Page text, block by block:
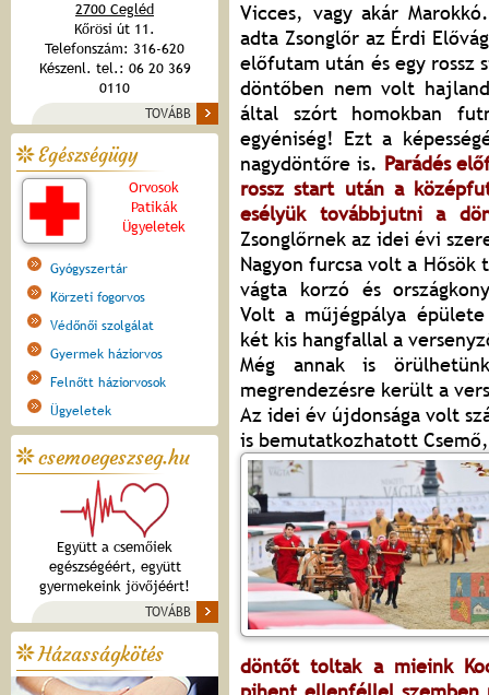
2700 Cegléd
Kőrösi út 11.
Telefonszám: 316-620
Készenl. tel.: 06 20 369
0110
TOVÁBB
Egészségügy
Orvosok
Patikák
Ügyeletek
Gyógyszertár
Körzeti fogorvos
Védőnői szolgálat
Gyermek háziorvos
Felnőtt háziorvosok
Ügyeletek
csemoegeszseg.hu
Együtt a csemőiek
egészségéért, együtt
gyermekeink jövőjéért!
TOVÁBB
Házasságkötés
Vicces, vagy akár
adta Zsonglőr az Érdi
előfutam után és egy rossz
döntőben nem volt
által szórt homokban
egyéniség! Ezt a
nagydöntőre is. Parádés
rossz start után a
esélyük továbbjutni a
Zsonglőrnek az idei évi
Nagyon furcsa volt a
vágta korzó és
Volt a műjégpálya
két kis hangfallal a
Még annak is
megrendezésre került a
Az idei év újdonsága volt
is bemutatkozhatott
döntőt toltak a mieink